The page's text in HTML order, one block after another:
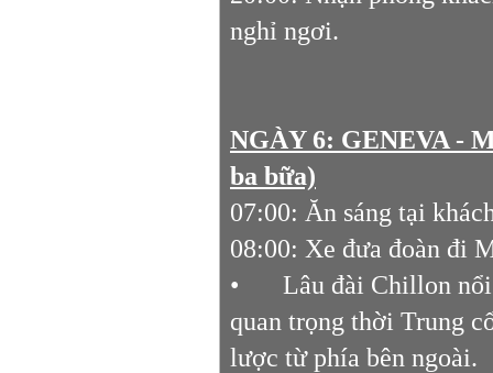
nghỉ ngơi.
NGÀY 6: GENEVA -
ba bữa)
07:00: Ăn sáng tại
08:00: Xe đưa đoàn đi
•
Lâu đài Chillon
quan trọng thời Trung
lược từ phía bên ngoài.